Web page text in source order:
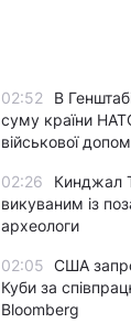
02:52
В
суму країни
військової
02:26
Кинджал
викуваним із
археологи
02:05 США
Куби за
Bloomberg